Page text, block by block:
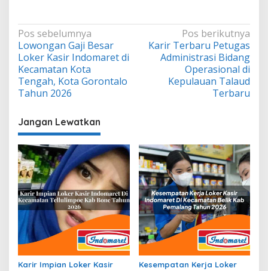
Navigasi
pos
Pos sebelumnya
Lowongan Gaji Besar
Loker Kasir Indomaret di
Kecamatan Kota
Tengah, Kota Gorontalo
Tahun 2026
Pos berikutnya
Karir Terbaru Petugas
Administrasi Bidang
Operasional di
Kepulauan Talaud
Terbaru
Jangan Lewatkan
Karir Impian Loker Kasir
Kesempatan Kerja Loker